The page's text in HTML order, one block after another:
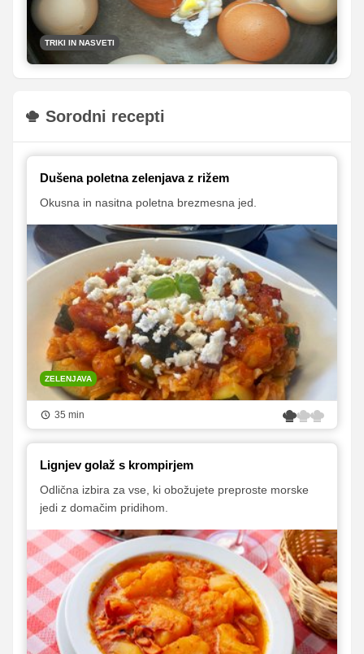
TRIKI IN NASVETI
Sorodni recepti
Dušena poletna zelenjava z rižem
Okusna in nasitna poletna brezmesna jed.
ZELENJAVA
35 min
Lignjev golaž s krompirjem
Odlična izbira za vse, ki obožujete preproste morske
jedi z domačim pridihom.